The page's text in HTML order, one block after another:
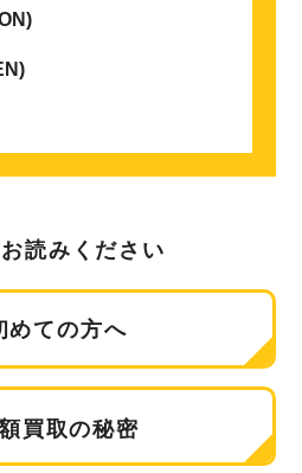
読みください
めての方へ
買取の秘密